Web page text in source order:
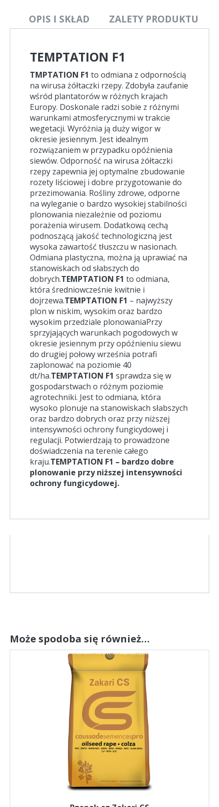
OPIS I SKŁAD ZALETY PRODUKTU
TEMPTATION F1
TMPTATION F1 to odmiana z odpornością
na wirusa żółtaczki rzepy. Zdobyła zaufanie
wśród plantatorów w różnych krajach
Europy. Doskonale radzi sobie z różnymi
warunkami atmosferycznymi w trakcie
wegetacji. Wyróżnia ją duży wigor w
okresie jesiennym. Jest idealnym
rozwiązaniem w przypadku opóźnienia
siewów. Odporność na wirusa żółtaczki
rzepy zapewnia jej optymalne zbudowanie
rozety liściowej i dobre przygotowanie do
przezimowania. Rośliny zdrowe, odporne
na wyleganie o bardzo wysokiej stabilności
plonowania niezależnie od poziomu
porażenia wirusem. Dodatkową cechą
podnoszącą jakość technologiczną jest
wysoka zawartość tłuszczu w nasionach.
Odmiana plastyczna, można ją uprawiać na
stanowiskach od słabszych do
dobrych.TEMPTATION F1 to odmiana,
która średniowcześnie kwitnie i
dojrzewa.TEMPTATION F1 – najwyższy
plon w niskim, wysokim oraz bardzo
wysokim przedziale plonowaniaPrzy
sprzyjających warunkach pogodowych w
okresie jesiennym przy opóźnieniu siewu
do drugiej połowy września potrafi
zaplonować na poziomie 40
dt/ha.TEMPTATION F1 sprawdza się w
gospodarstwach o różnym poziomie
agrotechniki. Jest to odmiana, która
wysoko plonuje na stanowiskach słabszych
oraz bardzo dobrych oraz przy niższej
intensywności ochrony fungicydowej i
regulacji. Potwierdzają to prowadzone
doświadczenia na terenie całego
kraju.TEMPTATION F1 – bardzo dobre
plonowanie przy niższej intensywności
ochrony fungicydowej.
Może spodoba się również…